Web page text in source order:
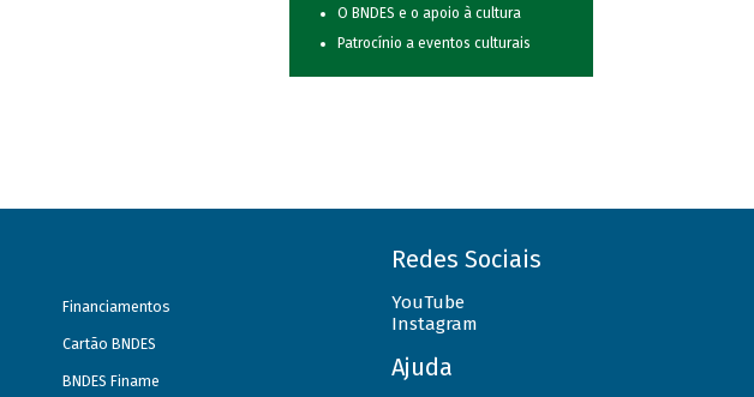
O BNDES e o apoio à cultura
Patrocínio a eventos culturais
Financiamentos
Cartão BNDES
BNDES Finame
Redes Sociais
YouTube
Instagram
Ajuda